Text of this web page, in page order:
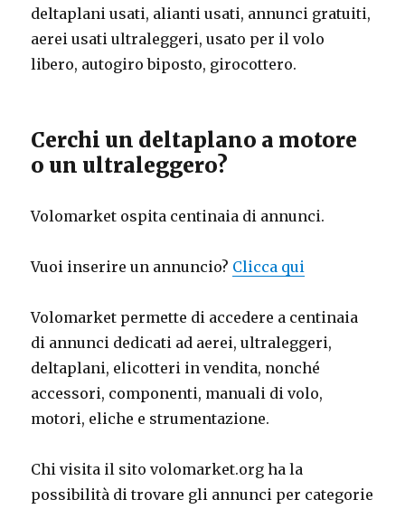
deltaplani usati, alianti usati, annunci gratuiti,
aerei usati ultraleggeri, usato per il volo
libero, autogiro biposto, girocottero.
Cerchi un deltaplano a motore
o un ultraleggero?
Volomarket ospita centinaia di annunci.
Vuoi inserire un annuncio? Clicca qui
Volomarket permette di accedere a centinaia
di annunci dedicati ad aerei, ultraleggeri,
deltaplani, elicotteri in vendita, nonché
accessori, componenti, manuali di volo,
motori, eliche e strumentazione.
Chi visita il sito volomarket.org ha la
possibilità di trovare gli annunci per categorie